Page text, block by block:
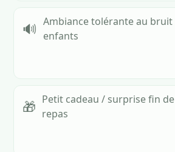
🔊 Ambiance tolérante au bruit
enfants
🎁 Petit cadeau / surprise fin de
repas